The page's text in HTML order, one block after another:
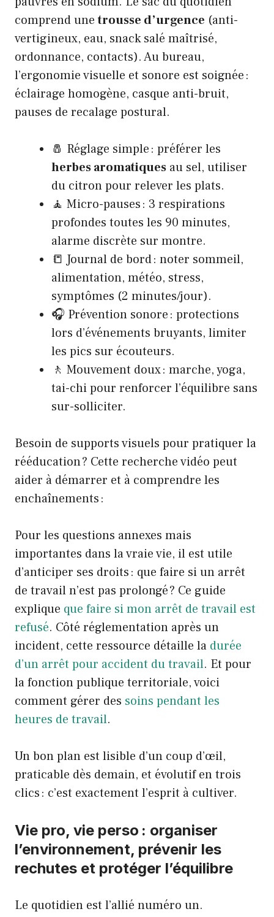
comprend unetrousse d’urgence (anti-
vertigineux, eau, snack salé maîtrisé,
ordonnance, contacts). Au bureau,
l’ergonomie visuelle et sonore est soignée :
éclairage homogène, casque anti-bruit,
pauses de recalage postural.
🧂 Réglage simple : préférer les
herbes aromatiques au sel, utiliser
du citron pour relever les plats.
🧘 Micro-pauses : 3 respirations
profondes toutes les 90 minutes,
alarme discrète sur montre.
📒 Journal de bord : noter sommeil,
alimentation, météo, stress,
symptômes (2 minutes/jour).
🎧 Prévention sonore : protections
lors d’événements bruyants, limiter
les pics sur écouteurs.
🚶 Mouvement doux : marche, yoga,
tai-chi pour renforcer l’équilibre sans
sur-solliciter.
Besoin de supports visuels pour pratiquer la
rééducation ? Cette recherche vidéo peut
aider à démarrer et à comprendre les
enchaînements :
Pour les questions annexes mais
importantes dans la vraie vie, il est utile
d’anticiper ses droits : que faire si un arrêt
de travail n’est pas prolongé ? Ce guide
explique que faire si mon arrêt de travail est
refusé. Côté réglementation après un
incident, cette ressource détaille la durée
d’un arrêt pour accident du travail. Et pour
la fonction publique territoriale, voici
comment gérer des soins pendant les
heures de travail.
Un bon plan est lisible d’un coup d’œil,
praticable dès demain, et évolutif en trois
clics : c’est exactement l’esprit à cultiver.
Vie pro, vie perso : organiser
l’environnement, prévenir les
rechutes et protéger l’équilibre
Le quotidien est l’allié numéro un.